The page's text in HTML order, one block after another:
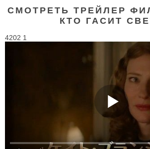
СМОТРЕТЬ ТРЕЙЛЕР
КТО ГАСИТ
4202 1